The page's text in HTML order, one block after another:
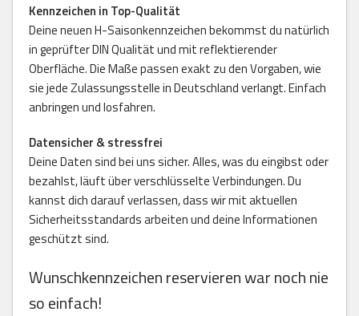
Kennzeichen in Top-Qualität
Deine neuen H-Saisonkennzeichen bekommst du natürlich
in geprüfter DIN Qualität und mit reflektierender
Oberfläche. Die Maße passen exakt zu den Vorgaben, wie
sie jede Zulassungsstelle in Deutschland verlangt. Einfach
anbringen und losfahren.
Datensicher & stressfrei
Deine Daten sind bei uns sicher. Alles, was du eingibst oder
bezahlst, läuft über verschlüsselte Verbindungen. Du
kannst dich darauf verlassen, dass wir mit aktuellen
Sicherheitsstandards arbeiten und deine Informationen
geschützt sind.
Wunschkennzeichen reservieren war noch nie
so einfach!